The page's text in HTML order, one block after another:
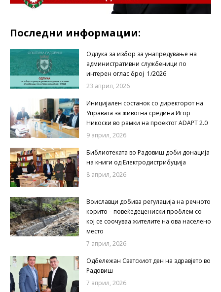
Последни информации:
Одлука за избор за унапредување на
административни службеници по
интерен оглас број 1/2026
23 април, 2026
Иницијален состанок со директорот на
Управата за животна средина Игор
Никоски во рамки на проектот ADAPT 2.0
9 април, 2026
Библиотеката во Радовиш доби донација
на книги од Електродистрибуција
8 април, 2026
Воиславци добива регулација на речното
корито – повеќедецениски проблем со
кој се соочуваа жителите на ова населено
место
7 април, 2026
Одбележан Светскиот ден на здравјето во
Радовиш
7 април, 2026